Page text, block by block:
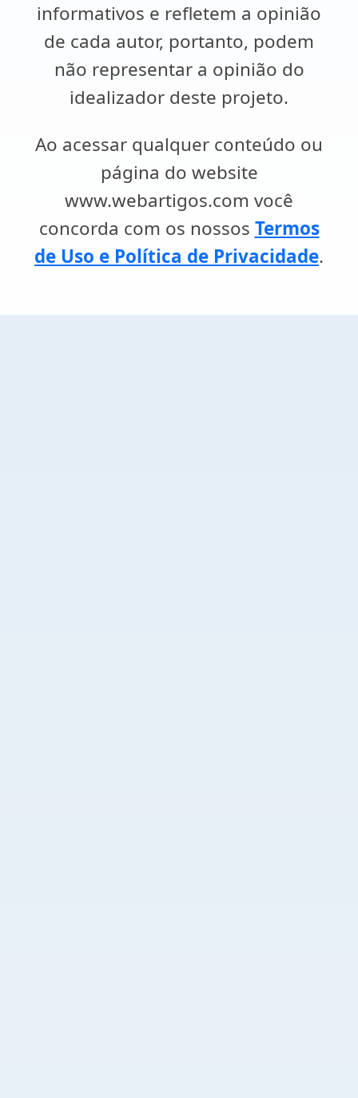
informativos e refletem a opinião
de cada autor, portanto, podem
não representar a opinião do
idealizador deste projeto.
Ao acessar qualquer conteúdo ou
página do website
www.webartigos.com você
concorda com os nossos Termos
de Uso e Política de Privacidade.